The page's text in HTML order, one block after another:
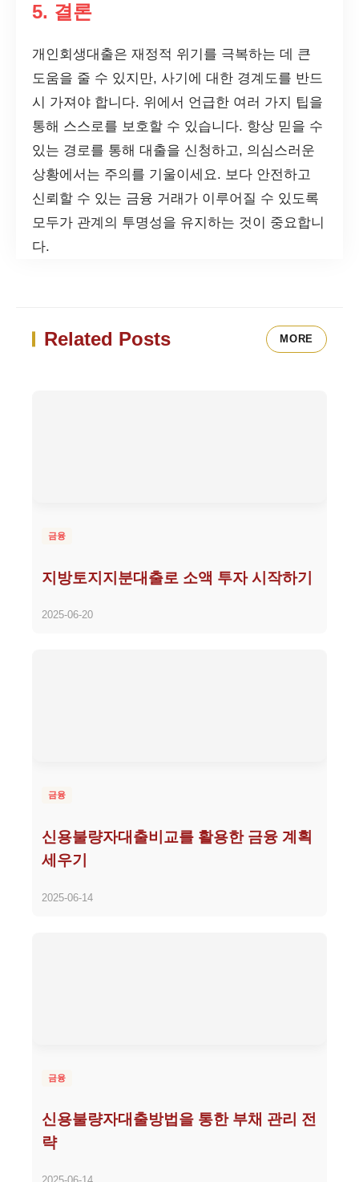
5. 결론
개인회생대출은 재정적 위기를 극복하는 데 큰
도움을 줄 수 있지만, 사기에 대한 경계도를 반드
시 가져야 합니다. 위에서 언급한 여러 가지 팁을
통해 스스로를 보호할 수 있습니다. 항상 믿을 수
있는 경로를 통해 대출을 신청하고, 의심스러운
상황에서는 주의를 기울이세요. 보다 안전하고
신뢰할 수 있는 금융 거래가 이루어질 수 있도록
모두가 관계의 투명성을 유지하는 것이 중요합니
다.
Related Posts MORE
금융
지방토지지분대출로 소액 투자 시작하기
2025-06-20
금융
신용불량자대출비교를 활용한 금융 계획
세우기
2025-06-14
금융
신용불량자대출방법을 통한 부채 관리 전
략